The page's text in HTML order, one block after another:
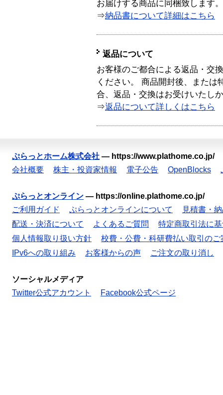
お届けする商品に同梱致します。
⇒納品書について詳細はこちら
返品について
お客様のご都合による返品・交
ください。 商品開封後、または
合、返品・交換はお受けいたし
⇒返品について詳しくはこちら
ぷらっとホーム株式会社 — https://www.plathome.co.jp/
会社概要
株主・投資家情報 電子公告 OpenBlocks
ぷらっとオンライン — https://online.plathome.co.jp/
ご利用ガイド
ぷらっとオンラインについて
見積書・
配送・決済について
よくあるご質問
特定商取引法に
個人情報取り扱い方針
校費・公費・科研費払い取引のご
IPv6への取り組み
お客様からの声 ご注文の取り消し
ソーシャルメディア
Twitter公式アカウント
Facebook公式ページ